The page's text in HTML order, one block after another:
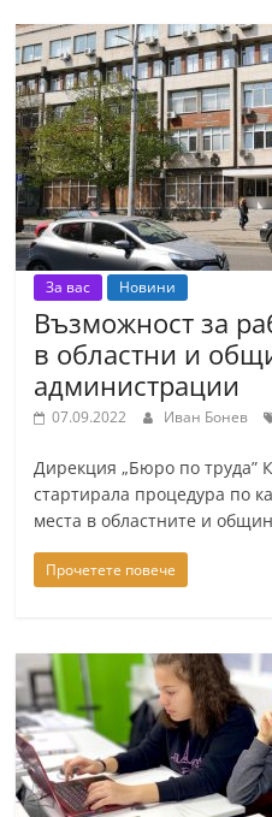
За вас Новини
Възможност за
в областни и
администрации
07.09.2022 Иван Бонев
Дирекция „Бюро по труда”
стартирала процедура по
места в областните и
Прочетете повече